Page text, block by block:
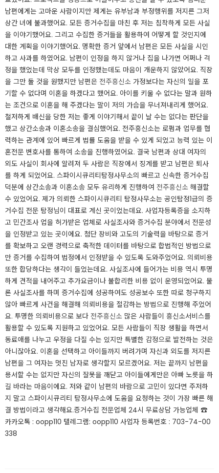
남편에게는 고마운 사람이지만 제게는 유부남과 부정행위를 저지른 그저
상간 녀에 불과했어요. 모든 증거수집을 마친 후 저는 침착하게 모든 사실
을 이야기했어요. 그리고 수집한 증거들을 활용하여 어떻게 할 것인지에
대한 계획을 이야기했어요. 명확한 증거 앞에서 남편은 모든 사실을 시인
하고 사과를 하였어요. 남편이 인정을 하지 않거나 집을 나가면 어쩌나 걱
정을 했었는데 막상 모두를 인정했는데도 마음이 개운하지 않았어요. 직장
을 그만 둘 것을 원했지만 남편은 전주흥신소 가정보다는 자신의 일을 포
기할 수 없다며 이혼을 하겠다고 했어요. 아이를 키울 수 없다는 말과 원하
는 조건으로 이혼을 해 주겠다는 말이 저의 가슴을 무너져내리게 했어요.
철저하게 배신을 당한 저는 좋게 이야기해서 끝이 날 수는 없다는 판단을
했고 상간소송과 이혼소송을 결심했어요. 전주흥신소는 로펌과 업무를 협
력하는 관계에 있어 빠르게 법률 도움을 받을 수 있게 되었고 능력 있는 이
혼전문 변호사를 통하여 소송을 진행하였어요. 결국 남편과 상대 여자의
외도 사실이 회사에 알려져 두 사람은 직장에서 징계를 받고 남편은 퇴사
를 하게 되었어요. 스파이시큐리티탐정사무소의 빠르고 신속한 증거수집
덕분에 상간소송과 이혼소송 모두 유리하게 진행하여 전주흥신소 해결할
수 있었어요. 제가 의뢰한 스파이시큐리티 탐정사무소는 공인탐정1급의 증
거수집 전문 탐정님이 대표로 계신 곳이었는데요. 사업자등록증을 소지하
고 민간조사 업을 허가받은 업체로 사실조사와 증거수집 분야에서 전문성
을 인정받고 있는 곳이에요. 첨단 장비와 고도의 기술력을 바탕으로 증거
를 확보하고 오랜 경력으로 축적한 데이터를 바탕으로 합법적인 방법으로
만 증거를 수집하여 법정에서 인정받을 수 있도록 도와주었어요. 의뢰비용
또한 합당하다는 생각이 들었는데요. 사실조사에 들어가는 비용 역시 투명
하게 견적을 내어주고 추가요금이나 불합리한 비용 없이 운영되었어요. 물
론 사실조사를 하며 증거수집에 성공하여도 성공보수 또한 따로 청구하지
않아 빠르게 사건을 해결해 의뢰비용을 절감하는 방법으로 진행해 주었어
요. 투명한 의뢰비용으로 보다 전주흥신소 많은 사람들이 흥신소서비스를
활용할 수 있도록 지원하고 있었어요. 모든 사람들이 직장 생활을 하면서
동료애를 나누고 우정을 다질 수는 있지만 특별한 감정으로 발전하는 것은
아니잖아요. 이혼을 선택하고 아이들까지 버려가며 자신과 외도를 저지른
남편을 그 여자는 멋진 남자로 생각할지 모르겠어요. 저는 끝까지 남편을
용서할 수는 없지만 자신의 잘못을 깨닫고 아이들에게만은 아빠 노릇을 하
길 바라는 마음이에요. 저와 같이 남편의 바람으로 고민이 있다면 주저하
지 말고 스파이시큐리티 탐정사무소에 도움을 요청하는 것이 가장 빠른 해
결 방법이라고 생각해요. ​증거수집 전문업체 24시 무료상담 가능업체 ☎
카카오톡 : oopp110 텔레그램: oopp110 사업자 등록번호 : 703-74-00
338